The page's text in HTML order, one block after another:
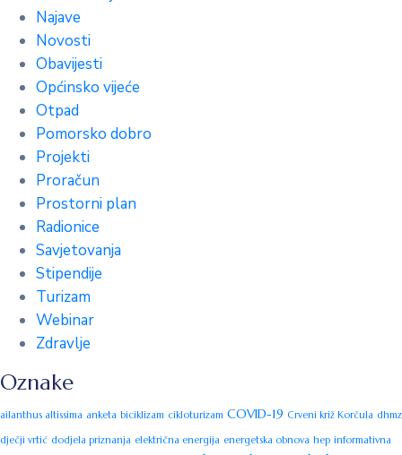
Najave
Novosti
Obavijesti
Općinsko vijeće
Otpad
Pomorsko dobro
Projekti
Proračun
Prostorni plan
Radionice
Savjetovanja
Stipendije
Turizam
Webinar
Zdravlje
Oznake
ailanthus altissima anketa biciklizam cikloturizam COVID-19 Crveni križ Korčula dhmz
dječji vrtić dodjela priznanja električna energija energetska obnova hep informativna